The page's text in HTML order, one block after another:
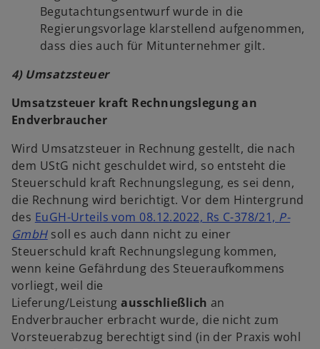
Begutachtungsentwurf wurde in die
Regierungsvorlage klarstellend aufgenommen,
dass dies auch für Mitunternehmer gilt.
4) Umsatzsteuer
Umsatzsteuer kraft Rechnungslegung an
Endverbraucher
Wird Umsatzsteuer in Rechnung gestellt, die nach
dem UStG nicht geschuldet wird, so entsteht die
Steuerschuld kraft Rechnungslegung, es sei denn,
die Rechnung wird berichtigt. Vor dem Hintergrund
des EuGH-Urteils vom 08.12.2022, Rs C-378/21, P-
GmbHsoll es auch dann nicht zu einer
Steuerschuld kraft Rechnungslegung kommen,
wenn keine Gefährdung des Steueraufkommens
vorliegt, weil die
Lieferung/Leistungausschließlich an
Endverbraucher erbracht wurde, die nicht zum
Vorsteuerabzug berechtigt sind (in der Praxis wohl